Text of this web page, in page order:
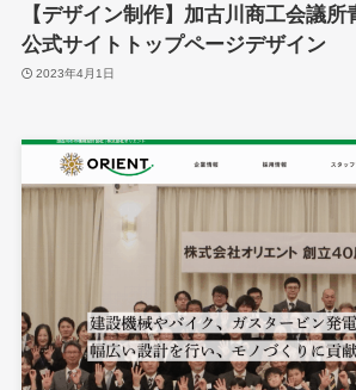
【デザイン制作】加古川商工会議
公式サイトトップページデザイン
2023年4月1日